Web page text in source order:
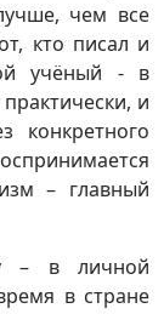
чем все
кто писал и
учёный - в
и
конкретного
– главный
– в личной
в стране